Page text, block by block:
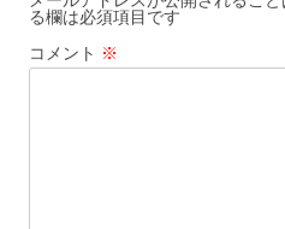
シ
ョ
る欄は必須項目です
コメント ※